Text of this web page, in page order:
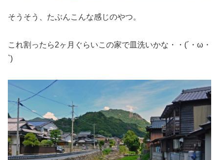
そうそう、たぶんこんな感じのやつ。
これ割ったら2ヶ月ぐらいこの家で皿洗いかな・・(´・ω・
`)